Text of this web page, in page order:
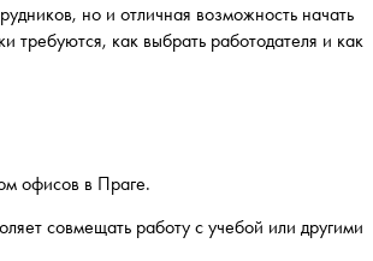
но и отличная возможность начать
требуются, как выбрать работодателя и как
офисов в Праге.
совмещать работу с учебой или другими